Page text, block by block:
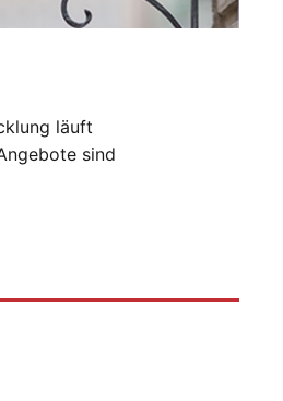
läuft
sind